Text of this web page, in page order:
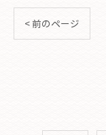
< 前のページ